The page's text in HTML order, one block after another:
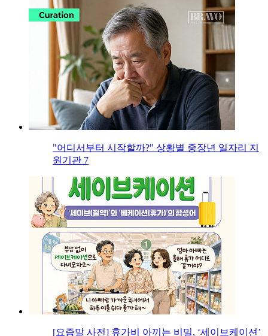
"어디서부터 시작할까?" 상황별 중장년 일자리 지
원기관 7
[요즘말 사전] 휴가비 아끼는 비밀, ‘세이브케이션’